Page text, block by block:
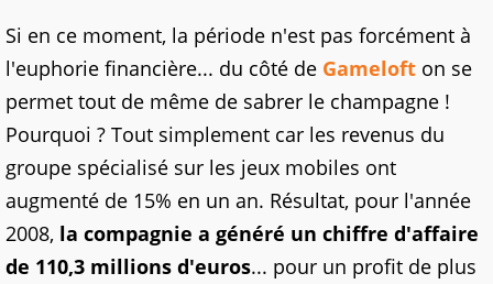
Si en ce moment, la période n'est pas forcément à
l'euphorie financière... du côté de Gameloft on se
permet tout de même de sabrer le champagne !
Pourquoi ? Tout simplement car les revenus du
groupe spécialisé sur les jeux mobiles ont
augmenté de 15% en un an. Résultat, pour l'année
2008, la compagnie a généré un chiffre d'affaire
de 110,3 millions d'euros... pour un profit de plus